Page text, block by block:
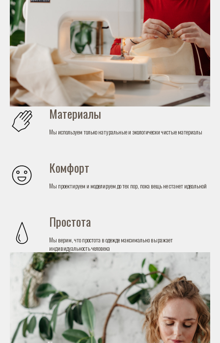
Материалы
Мы используем только натуральные и экологически чистые материалы
Комфорт
Мы проектируем и моделируем до тех пор, пока вещь не станет идеальной
Простота
Мы верим, что простота в одежде максимально выражает
индивидуальность человека